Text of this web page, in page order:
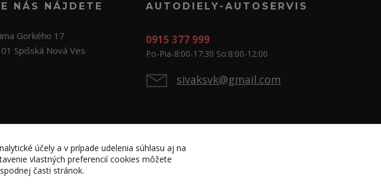
NÁS NÁJDETE
Gorkého 17
Spišská Nová Ves
AUTODIELY-AUTOSERVIS
0915 377 999
Po-Pia-8:00-17:30 So:8:00-12:00
sivaksvk@gmail.com
účely a v prípade udelenia súhlasu aj na
vlastných preferencií cookies môžete
časti stránok.